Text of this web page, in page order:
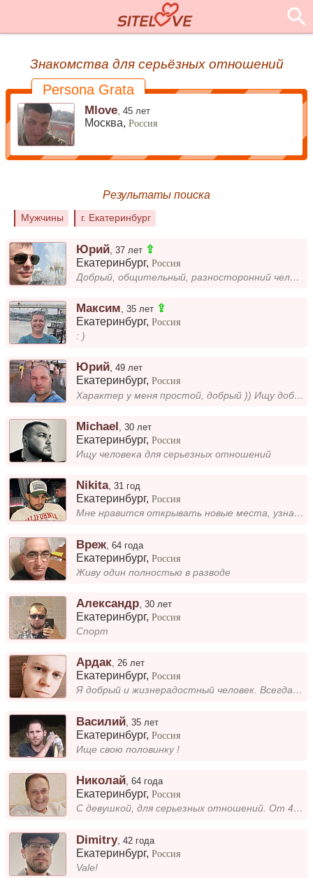
Знакомства для серьёзных отношений
Persona Grata
Mlove ,45 лет
Москва,Россия
Результаты поиска
Мужчины г. Екатеринбург
Юрий ,37 лет ⇪
Екатеринбург,Россия
Добрый, общительный, разносторонний человек, ищу половинку, с которой будет интересно проводить время. Возраст всего лиш...
Максим ,35 лет ⇪
Екатеринбург,Россия
: )
Юрий,49 лет
Екатеринбург,Россия
Характер у меня простой, добрый )) Ищу добрую, прекрасную, немного с характером твердым )))...
Michael ,30 лет
Екатеринбург,Россия
Ищу человека для серьезных отношений
Nikita,31 год
Екатеринбург,Россия
Мне нравится открывать новые места, узнавать культуру и встречать интересных людей в путешествиях. Обожаю, когда приключ...
Вреж ,64 года
Екатеринбург,Россия
Живу один полностью в разводе
Александр ,30 лет
Екатеринбург,Россия
Спорт
Ардак,26 лет
Екатеринбург,Россия
Я добрый и жизнерадостный человек. Всегда стараюсь видеть позитив в жизни и делиться им с окружающими. Мне нравится, ког...
Василий ,35 лет
Екатеринбург,Россия
Ище свою половинку !
Николай ,64 года
Екатеринбург,Россия
C девушкой, для серьезных отношений. От 45-55
Dimitry,42 года
Екатеринбург,Россия
Vale!